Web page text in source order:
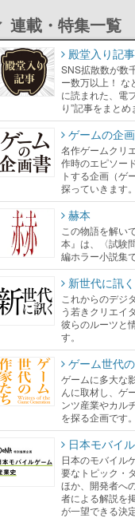
連載・特集一覧
殿堂入り記事
SNS拡散数が数
ー数万以上！ な
に読まれた、電
り”記事をまとめ
ゲームの企
名作ゲームクリ
作時のエピソー
トする企画（ゲ
探っていきます。
赫本
この物語を解い
本』は、〈試験
編ホラー小説集で
新世代に訊く
これからのデジ
う若きクリエイ
彼らのルーツと
す。
ゲーム世代
ゲームに多大な
んに取材し、ゲ
ンツ産業やカル
を探る企画です。
日本モバイ
日本のモバイル
要なトピック・
ほか、開発者へ
者による解説を
が一望できる決